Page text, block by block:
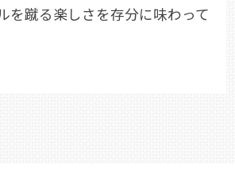
を蹴る楽しさを存分に味わって